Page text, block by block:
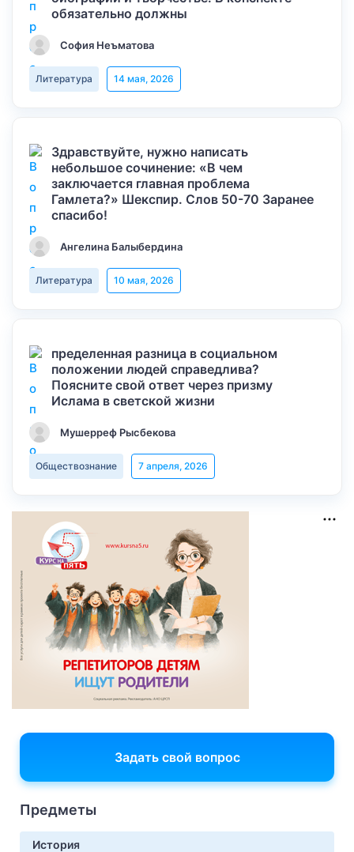
обязательно должны
София Неъматова
Литература 14 мая, 2026
Здравствуйте, нужно написать
небольшое сочинение: «В чем
заключается главная проблема
Гамлета?» Шекспир. Слов 50-70 Заранее
спасибо!
Ангелина Балыбердина
Литература 10 мая, 2026
пределенная разница в социальном
положении людей справедлива?
Поясните свой ответ через призму
Ислама в светской жизни
Мушерреф Рысбекова
Обществознание 7 апреля, 2026
Задать свой вопрос
Предметы
История